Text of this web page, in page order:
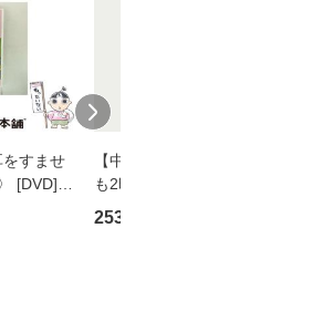
をすませ
[DVD] /
タ・ホー
テイメン
【中古】 知識ゼロで
も2時間で決算書が読
めるようになる！ 会
253